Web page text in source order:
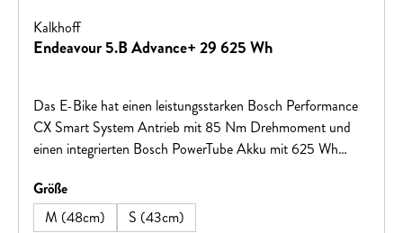
Kalkhoff
Endeavour 5.B Advance+ 29 625 Wh
Das E-Bike hat einen leistungsstarken Bosch Performance
CX Smart System Antrieb mit 85 Nm Drehmoment und
einen integrierten Bosch PowerTube Akku mit 625 Wh
kann beeindruckende 170 kg Gesamtgewicht tragen.
Größeauswählen
M (48cm)
S (43cm)